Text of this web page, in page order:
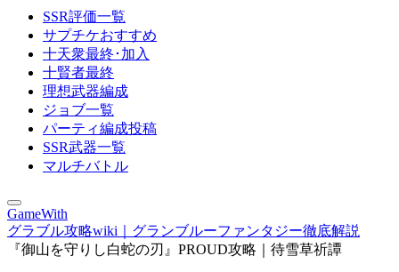
SSR評価一覧
サプチケおすすめ
十天衆最終･加入
十賢者最終
理想武器編成
ジョブ一覧
パーティ編成投稿
SSR武器一覧
マルチバトル
GameWith
グラブル攻略wiki｜グランブルーファンタジー徹底解説
『御山を守りし白蛇の刃』PROUD攻略｜待雪草祈譚